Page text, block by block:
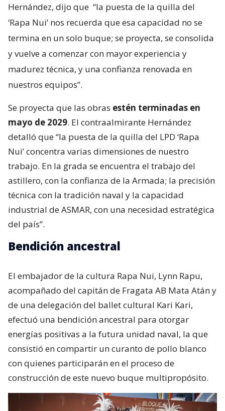
Hernández, dijo que “la puesta de la quilla del
‘Rapa Nui’ nos recuerda que esa capacidad no se
termina en un solo buque; se proyecta, se consolida
y vuelve a comenzar con mayor experiencia y
madurez técnica, y una confianza renovada en
nuestros equipos”.
Se proyecta que las obras estén terminadas en
mayo de 2029. El contraalmirante Hernández
detalló que “la puesta de la quilla del LPD ‘Rapa
Nui’ concentra varias dimensiones de nuestro
trabajo. En la grada se encuentra el trabajo del
astillero, con la confianza de la Armada; la precisión
técnica con la tradición naval y la capacidad
industrial de ASMAR, con una necesidad estratégica
del país”.
Bendición ancestral
El embajador de la cultura Rapa Nui, Lynn Rapu,
acompañado del capitán de Fragata AB Mata Atán y
de una delegación del ballet cultural Kari Kari,
efectuó una bendición ancestral para otorgar
energías positivas a la futura unidad naval, la que
consistió en compartir un curanto de pollo blanco
con quienes participarán en el proceso de
construcción de este nuevo buque multipropósito.